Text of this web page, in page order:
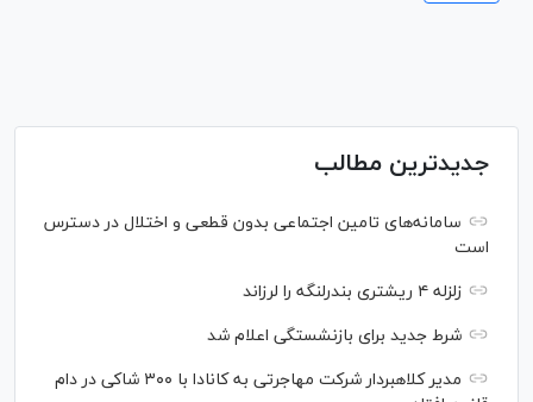
جدیدترین مطالب
سامانه‌های تامین اجتماعی بدون قطعی و اختلال در دسترس
است
زلزله ۴ ریشتری بندرلنگه را لرزاند
شرط جدید برای بازنشستگی اعلام شد
مدیر کلاهبردار شرکت مهاجرتی به کانادا با ۳۰۰ شاکی در دام